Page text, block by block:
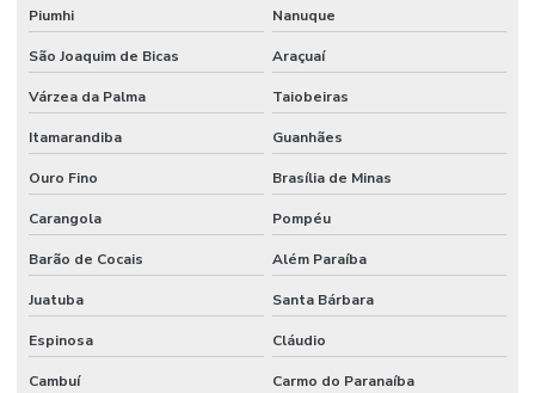
Manutenção Preditiva E Iot
Manutenção Preditiva Para Indústria
Manutenção Preditiva Reduzindo Custos
Manutenção preventiva ar condicionado
Manutenção Preventiva Com Certificação
Manutenção Preventiva De Edificações
Manutenção Preventiva De Equipamentos
Piumhi Nanuque
São Joaquim de Bicas Araçuaí
Várzea da Palma Taiobeiras
Itamarandiba Guanhães
Ouro Fino Brasília de Minas
Carangola Pompéu
Barão de Cocais Além Paraíba
Juatuba Santa Bárbara
Espinosa Cláudio
Cambuí Carmo do Paranaíba